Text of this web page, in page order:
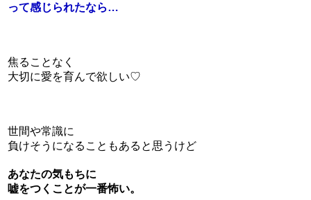
って感じられたなら…
焦ることなく
大切に愛を育んで欲しい♡
世間や常識に
負けそうになることもあると思うけど
あなたの気もちに
嘘をつくことが一番怖い。